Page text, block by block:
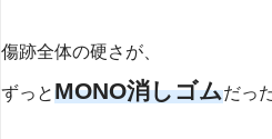
傷跡全体の硬さが、
ずっとMONO消しゴムだっ